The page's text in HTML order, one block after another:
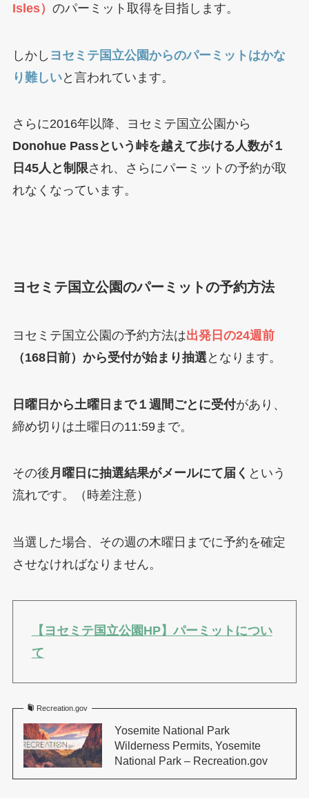
Isles） のパーミット取得を目指します。
しかし ヨセミテ国立公園からのパーミットはかな
り難しいと言われています。
さらに2016年以降、ヨセミテ国立公園から
Donohue Passという峠を越えて歩ける人数が１
日45人と制限され、さらにパーミットの予約が取
れなくなっています。
ヨセミテ国立公園のパーミットの予約方法
ヨセミテ国立公園の予約方法は出発日の24週前
（168日前）から受付が始まり抽選 となります。
日曜日から土曜日まで１週間ごとに受付があり、
締め切りは土曜日の11:59まで。
その後月曜日に抽選結果がメールにて届く という
流れです。（時差注意）
当選した場合、その週の木曜日までに予約を確定
させなければなりません。
【ヨセミテ国立公園HP】パーミットについ
て
Recreation.gov
Yosemite National Park
Wilderness Permits, Yosemite
National Park – Recreation.gov